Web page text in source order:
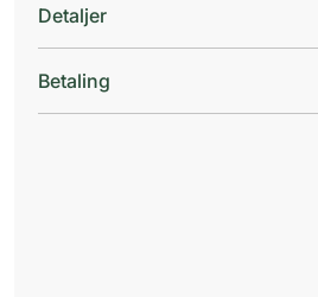
Detaljer
Betaling